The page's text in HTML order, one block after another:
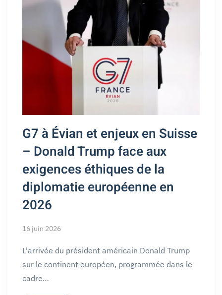
G7 à Évian et enjeux en Suisse
– Donald Trump face aux
exigences éthiques de la
diplomatie européenne en
2026
16 juin 2026
L'arrivée du président américain Donald Trump
sur le continent européen, programmée dans le
cadre…